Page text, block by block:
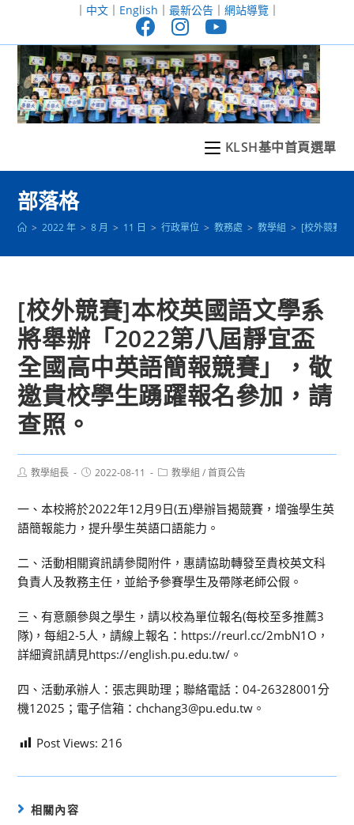
至
｜ 中文｜ English ｜ 最新公告｜ 網站導覽｜
KLSH基中首頁選單
部落格
> 2022 年 > 8 月 > 11 日 > 行政單位 > 教務處 > 教學組 > [校外競賽]
[校外競賽]本校英國語文學系
將舉辦「2022第八屆靜宜盃
全國高中英語簡報競賽」，敬
邀貴校學生踴躍報名參加，請
查照。
Post教學組長
Post2022-08-11
Post教學組 / 首頁公告
一、本校將於2022年12月9日(五)舉辦旨揭競賽，增強學生英
語簡報能力，提升學生英語口語能力。
二、活動相關資訊請參閱附件，惠請協助轉發至貴校英文科
負責人及教務主任，並給予參賽學生及帶隊老師公假。
三、有意願參與之學生，請以校為單位報名(每校至多推薦3
隊)，每組2-5人，請線上報名：https://reurl.cc/2mbN1O，
詳細資訊請見https://english.pu.edu.tw/。
四、活動承辦人：張志興助理；聯絡電話：04-26328001分
機12025；電子信箱：chchang3@pu.edu.tw。
Post Views: 216
相關內容